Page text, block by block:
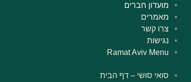
מועדון חברים
מאמרים
צרו קשר
נגישות
Ramat Aviv Menu
סואי סושי – דף הבית